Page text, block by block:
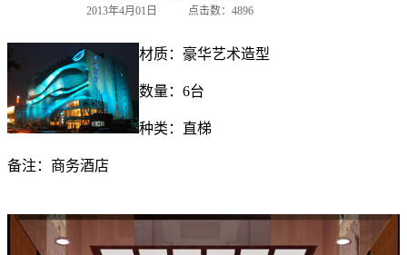
2013年4月01日
点击数：4896
材质：豪华艺术造型
数量：6台
种类：直梯
备注：商务酒店